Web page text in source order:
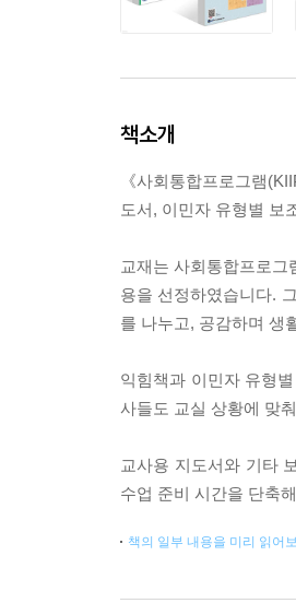
책소개
《사회통합프로그램
도서, 이민자 유형별 보
교재는 사회통합프로
용을 선정하였습니다.
를 나누고, 공감하며 생
익힘책과 이민자 유형
사들도 교실 상황에 맞
교사용 지도서와 기타
수업 준비 시간을 단축
책의 일부 내용을 미리 읽어